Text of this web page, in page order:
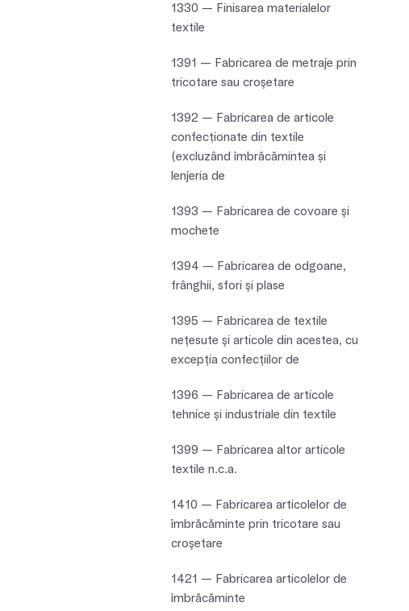
1330 — Finisarea materialelor
textile
1391 — Fabricarea de metraje prin
tricotare sau croşetare
1392 — Fabricarea de articole
confecționate din textile
(excluzând îmbrăcămintea și
lenjeria de
1393 — Fabricarea de covoare şi
mochete
1394 — Fabricarea de odgoane,
frânghii, sfori şi plase
1395 — Fabricarea de textile
neţesute şi articole din acestea, cu
excepţia confecţiilor de
1396 — Fabricarea de articole
tehnice şi industriale din textile
1399 — Fabricarea altor articole
textile n.c.a.
1410 — Fabricarea articolelor de
îmbrăcăminte prin tricotare sau
croşetare
1421 — Fabricarea articolelor de
îmbrăcăminte